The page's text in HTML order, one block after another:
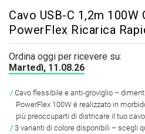
Cavo USB-C 1,2m 100W
PowerFlex Ricarica
Ordina oggi per ricevere su:
Martedì, 11.08.26
Cavo flessibile e anti-groviglio –
PowerFlex 100W è realizzato in
più preoccuparti di districare il tuo
3 varianti di colore disponibili – scegli